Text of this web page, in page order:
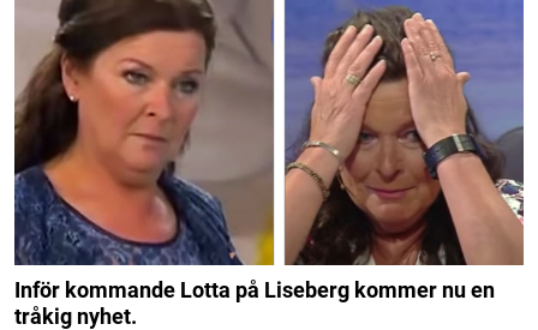
Inför kommande Lotta på Liseberg kommer nu en
tråkig nyhet.